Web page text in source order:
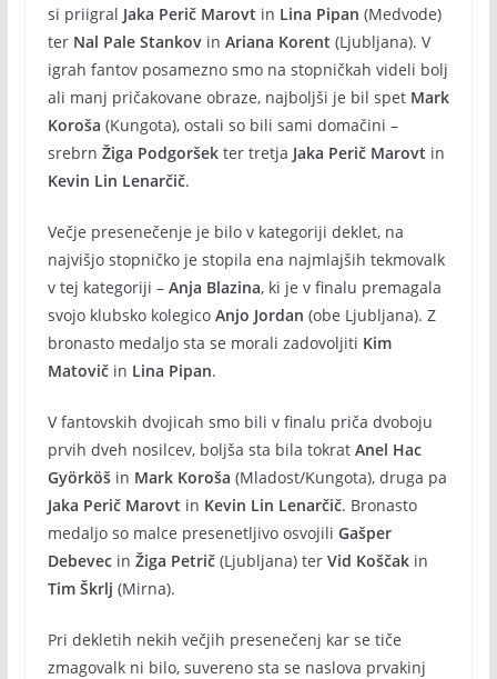
si priigral Jaka Perič Marovt in Lina Pipan (Medvode)
ter Nal Pale Stankovin Ariana Korent (Ljubljana). V
igrah fantov posamezno smo na stopničkah videli bolj
ali manj pričakovane obraze, najboljši je bil spet Mark
Koroša (Kungota), ostali so bili sami domačini –
srebrn Žiga Podgoršekter tretja Jaka Perič Marovt in
Kevin Lin Lenarčič.
Večje presenečenje je bilo v kategoriji deklet, na
najvišjo stopničko je stopila ena najmlajših tekmovalk
v tej kategoriji – Anja Blazina, ki je v finalu premagala
svojo klubsko kolegico Anjo Jordan (obe Ljubljana). Z
bronasto medaljo sta se morali zadovoljiti Kim
Matovičin Lina Pipan.
V fantovskih dvojicah smo bili v finalu priča dvoboju
prvih dveh nosilcev, boljša sta bila tokrat Anel Hac
Györköšin Mark Koroša (Mladost/Kungota), druga pa
Jaka Perič Marovt in Kevin Lin Lenarčič. Bronasto
medaljo so malce presenetljivo osvojili Gašper
Debevecin Žiga Petrič(Ljubljana) ter Vid Koščakin
Tim Škrlj (Mirna).
Pri dekletih nekih večjih presenečenj kar se tiče
zmagovalk ni bilo, suvereno sta se naslova prvakinj